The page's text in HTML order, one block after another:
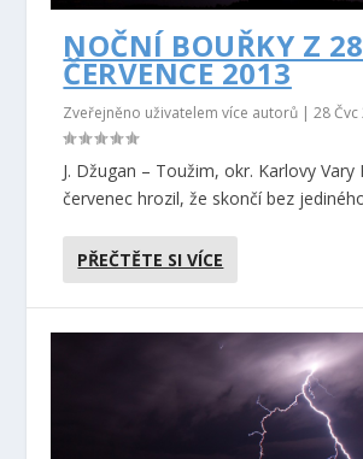
NOČNÍ BOUŘKY Z
ČERVENCE 2013
Zveřejněno uživatelem více autorů |28 Čvc
J. Džugan – Toužim, okr. Karlovy Vary
červenec hrozil, že skončí bez
PŘEČTĚTE SI VÍCE